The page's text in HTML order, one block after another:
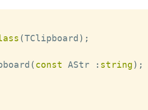
(TClipboard ) ;
(const AStr : string) ;